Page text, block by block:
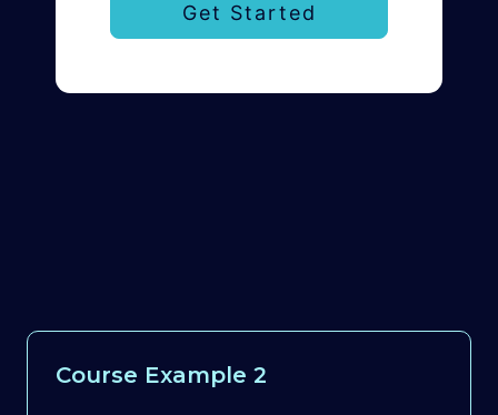
ExampleGet Started
Course Example 2